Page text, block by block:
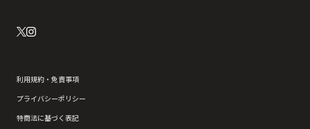
利用規約・免責事項
プライバシーポリシー
特商法に基づく表記